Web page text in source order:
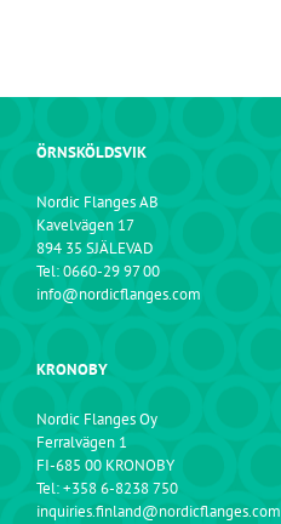
ÖRNSKÖLDSVIK
Nordic Flanges AB
Kavelvägen 17
894 35 SJÄLEVAD
Tel: 0660-29 97 00
info@nordicflanges.com
KRONOBY
Nordic Flanges Oy
Ferralvägen 1
FI-685 00 KRONOBY
Tel: +358 6-8238 750
inquiries.finland@nordicflanges.com